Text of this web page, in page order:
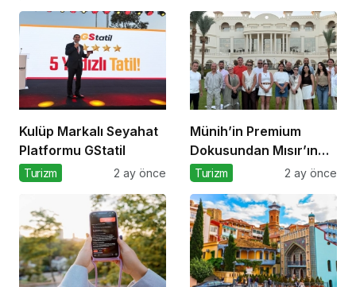
Kulüp Markalı Seyahat
Platformu GStatil
Turizm 2 ay önce
Münih’in Premium
Dokusundan Mısır’ın
Tarihi Derinliğine
Turizm 2 ay önce